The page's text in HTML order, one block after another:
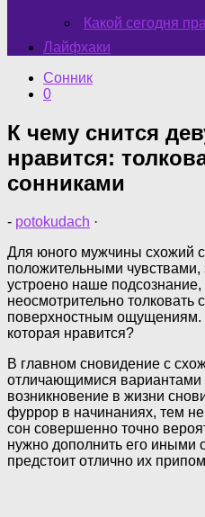
Какой сегодня
Лайфхаки
Сонник
0
К чему снится
нравится:
сонниками
- potokudach ·
Для юного мужчины схожий
положительными чувствами,
устроено наше подсознание,
неосмотрительно толковать
поверхностным ощущениям.
которая нравится?
В главном сновидение с
отличающимися вариантами
возникновение в жизни
фуррор в начинаниях, тем
сон совершенно точно
нужно дополнить его иными
предстоит отлично их